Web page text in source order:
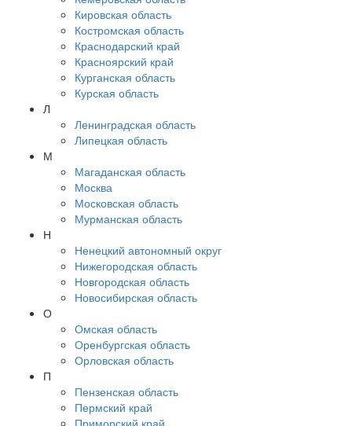
Кировская область
Костромская область
Краснодарский край
Красноярский край
Курганская область
Курская область
Л
Ленинградская область
Липецкая область
М
Магаданская область
Москва
Московская область
Мурманская область
Н
Ненецкий автономный округ
Нижегородская область
Новгородская область
Новосибирская область
О
Омская область
Оренбургская область
Орловская область
П
Пензенская область
Пермский край
Приморский край